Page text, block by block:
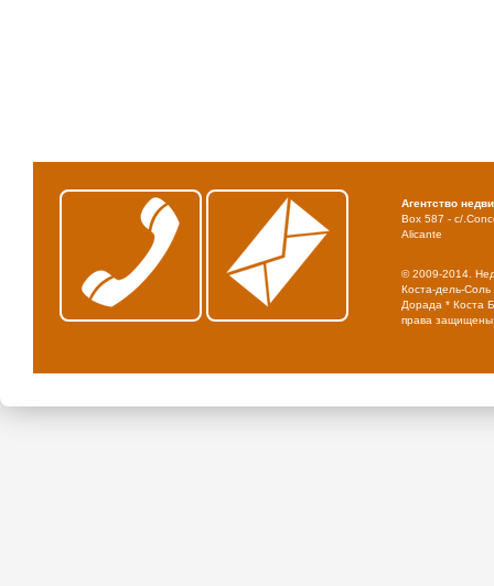
Агентство
Box 587 - c/
Alicante
© 2009-2014.
Коста-дель-
Дорада * Коста
права